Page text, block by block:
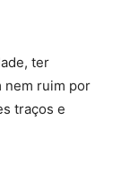
ter
nem ruim por
traços e